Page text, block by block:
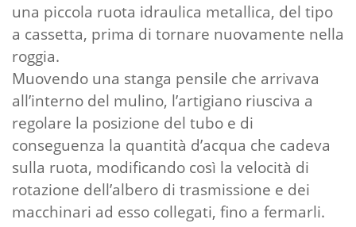
una piccola ruota idraulica metallica, del tipo
a cassetta, prima di tornare nuovamente nella
roggia.
Muovendo una stanga pensile che arrivava
all’interno del mulino, l’artigiano riusciva a
regolare la posizione del tubo e di
conseguenza la quantità d’acqua che cadeva
sulla ruota, modificando così la velocità di
rotazione dell’albero di trasmissione e dei
macchinari ad esso collegati, fino a fermarli.